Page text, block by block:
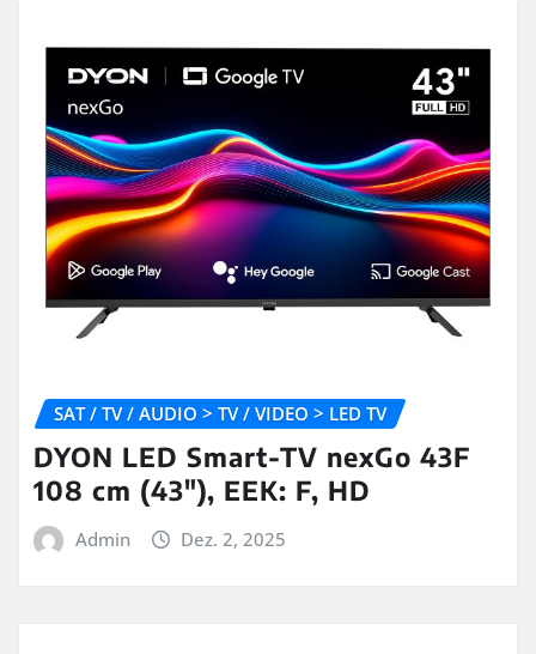
SAT / TV / AUDIO > TV / VIDEO > LED TV
DYON LED Smart-TV nexGo 43F
108 cm (43″), EEK: F, HD
Admin Dez. 2, 2025